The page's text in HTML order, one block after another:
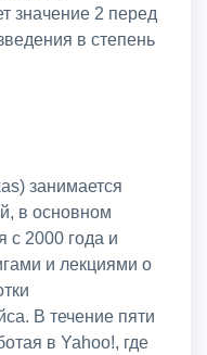
значение 2 перед
в степень
занимается
в основном
с 2000 года и
и лекциями о
В течение пяти
в Yahoo!, где